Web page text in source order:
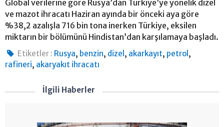
Global verilerine göre Rusya’dan Türkiye’ye yönelik dizel
ve mazot ihracatı Haziran ayında bir önceki aya göre
%38,2 azalışla 716 bin tona inerken Türkiye, eksilen
miktarın bir bölümünü Hindistan’dan karşılamaya başladı.
Etiketler : Rusya, benzin, dizel , akarkayıt, petrol ,
rafineri, akaryakıt ihracatı
İlgili Haberler